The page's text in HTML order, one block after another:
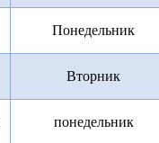
Понедельник
Вторник
понедельник